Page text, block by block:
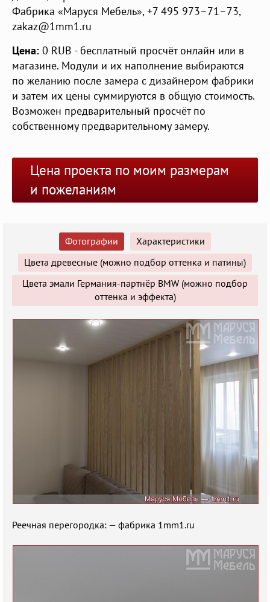
Фабрика «Маруся Мебель»,+7 495 973–71–73,
zakaz@1mm1.ru
Цена: 0 RUB - бесплатный просчёт онлайн или в
магазине. Модули и их наполнение выбираются
по желанию после замера с дизайнером фабрики
и затем их цены суммируются в общую стоимость.
Возможен предварительный просчёт по
собственному предварительному замеру.
Цена проекта по моим размерам
и пожеланиям
Фотографии
Характеристики
Цвета древесные (можно подбор оттенка и патины)
Цвета эмали Германия-партнёр BMW (можно подбор
оттенка и эффекта)
Реечная перегородка: — фабрика 1mm1.ru